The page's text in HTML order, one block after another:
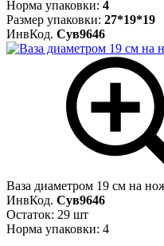
Норма упаковки: 4
Размер упаковки: 27*19*19
ИнвКод. Сув9646
Ваза диаметром 19 см на
ИнвКод. Сув9646
Остаток: 29 шт
Норма упаковки: 4